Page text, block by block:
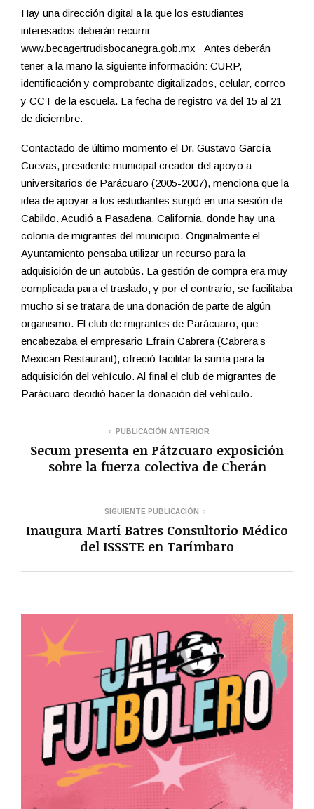
Hay una dirección digital a la que los estudiantes
interesados deberán recurrir:
www.becagertrudisbocanegra.gob.mx Antes deberán
tener a la mano la siguiente información: CURP,
identificación y comprobante digitalizados, celular, correo
y CCT de la escuela. La fecha de registro va del 15 al 21
de diciembre.
Contactado de último momento el Dr. Gustavo García
Cuevas, presidente municipal creador del apoyo a
universitarios de Parácuaro (2005-2007), menciona que la
idea de apoyar a los estudiantes surgió en una sesión de
Cabildo. Acudió a Pasadena, California, donde hay una
colonia de migrantes del municipio. Originalmente el
Ayuntamiento pensaba utilizar un recurso para la
adquisición de un autobús. La gestión de compra era muy
complicada para el traslado; y por el contrario, se facilitaba
mucho si se tratara de una donación de parte de algún
organismo. El club de migrantes de Parácuaro, que
encabezaba el empresario Efraín Cabrera (Cabrera’s
Mexican Restaurant), ofreció facilitar la suma para la
adquisición del vehículo. Al final el club de migrantes de
Parácuaro decidió hacer la donación del vehículo.
PUBLICACIÓN ANTERIOR
Secum presenta en Pátzcuaro exposición
sobre la fuerza colectiva de Cherán
SIGUIENTE PUBLICACIÓN
Inaugura Martí Batres Consultorio Médico
del ISSSTE en Tarímbaro